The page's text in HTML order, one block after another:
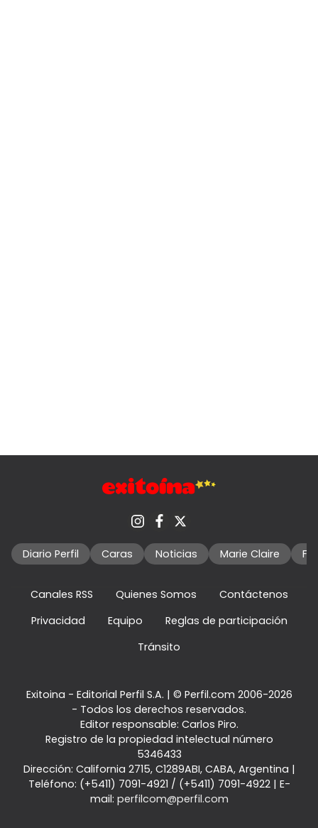
Diario Perfil Caras Noticias Marie Claire
Canales RSS Quienes Somos
Contáctenos
Privacidad
Equipo
Reglas de participación
Tránsito
Exitoina - Editorial Perfil S.A. | © Perfil.com 2006-2026
- Todos los derechos reservados.
Editor responsable: Carlos Piro.
Registro de la propiedad intelectual número
5346433
Dirección: California 2715, C1289ABI, CABA, Argentina |
Teléfono: (+5411) 7091-4921 / (+5411) 7091-4922| E-
mail: perfilcom@perfil.com